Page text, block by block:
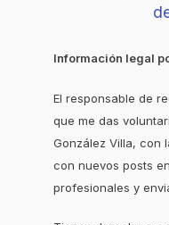
Información legal
El responsable de
que me das
González Villa, con
con nuevos posts
profesionales y